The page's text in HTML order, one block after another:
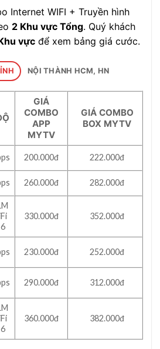
Internet WIFI + Truyền hình
2 Khu vực Tổng. Quý khách
vực để xem bảng giá cước.
NỘI THÀNH HCM, HN
GIÁ
COMBO
APP
MYTV
GIÁ COMBO
BOX MYTV
200.000đ 222.000đ
260.000đ 282.000đ
330.000đ 352.000đ
230.000đ 252.000đ
290.000đ 312.000đ
360.000đ 382.000đ